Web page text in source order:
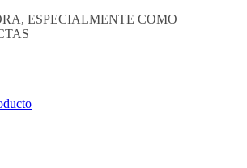
ESPECIALMENTE COMO